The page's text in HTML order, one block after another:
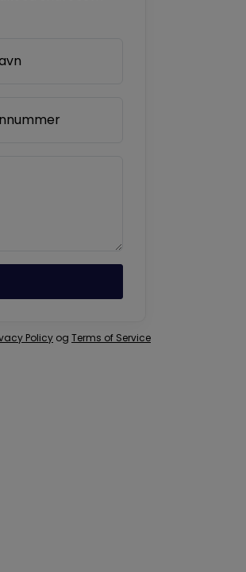
Policy og Terms of Service